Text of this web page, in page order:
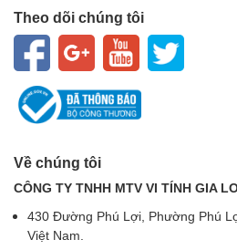
Theo dõi chúng tôi
Về chúng tôi
CÔNG TY TNHH MTV VI TÍNH GIA
430 Đường Phú Lợi, Phường Phú
Việt Nam.